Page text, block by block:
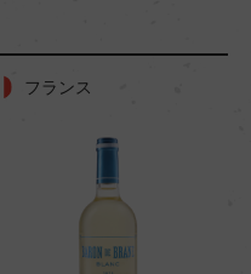
フランス